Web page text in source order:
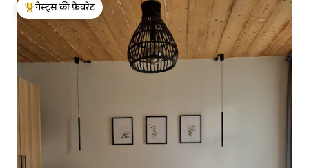
गेस्ट्स का टॉप फ़ेवरेट
गेस्ट्स की फ़ेवरेट